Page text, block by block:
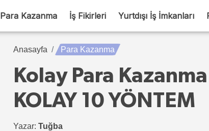
Para Kazanma İş Fikirleri Yurtdışı İş İmkanları
Anasayfa Para Kazanma
Kolay Para Kazanma
KOLAY 10 YÖNTEM
Yazar: Tuğba